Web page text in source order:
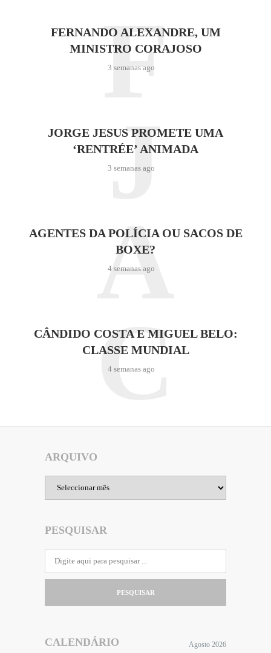
FERNANDO ALEXANDRE, UM
MINISTRO CORAJOSO
3 semanas ago
F
JORGE JESUS PROMETE UMA
‘RENTRÉE’ ANIMADA
3 semanas ago
J
AGENTES DA POLÍCIA OU SACOS DE
BOXE?
4 semanas ago
A
CÂNDIDO COSTA E MIGUEL BELO:
CLASSE MUNDIAL
4 semanas ago
C
ARQUIVO
PESQUISAR
PESQUISAR
CALENDÁRIO Agosto 2026